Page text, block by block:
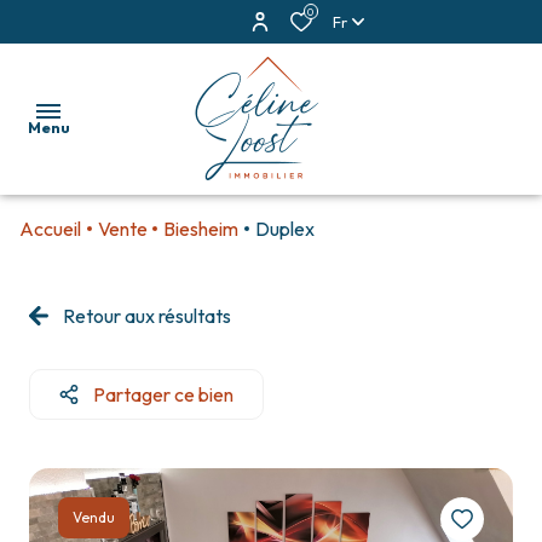
0 Fr
Menu
estimation
e-
mail
Accueil Vente Biesheim Duplex
Retour aux résultats
Partager ce bien
Vendu